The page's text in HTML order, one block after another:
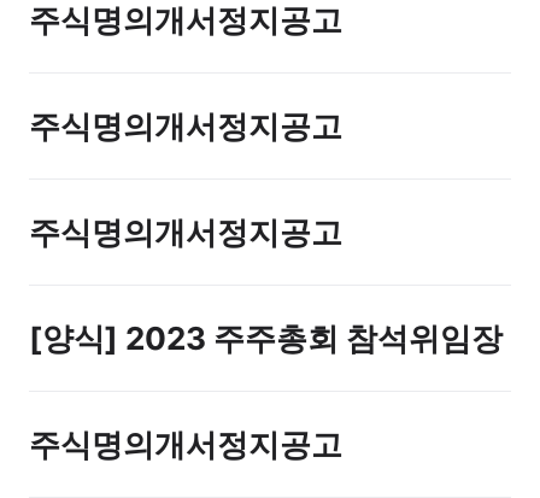
주식명의개서정지공고
주식명의개서정지공고
주식명의개서정지공고
[양식] 2023 주주총회 참석위임장
주식명의개서정지공고